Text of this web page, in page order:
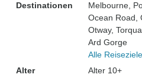
Destinationen
Melbourne ,
Ocean Road
Otway,
Ard Gorge
Alle
Alter
Alter 10+